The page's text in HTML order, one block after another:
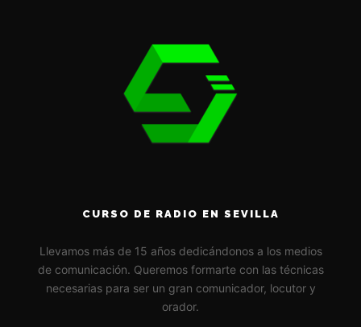
CURSO DE RADIO EN SEVILLA
Llevamos más de 15 años dedicándonos a los medios
de comunicación. Queremos formarte con las técnicas
necesarias para ser un gran comunicador, locutor y
orador.